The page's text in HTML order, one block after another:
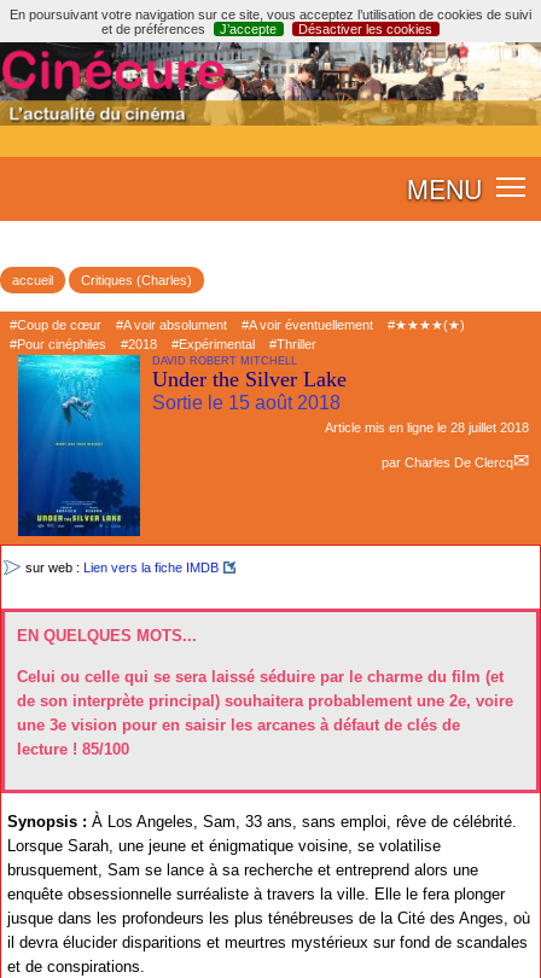
En poursuivant votre navigation sur ce site, vous acceptez l’utilisation de cookies de suivi
et de préférences
J’accepte Désactiver les cookies
MENU
accueil Critiques (Charles)
#Coup de cœur #A voir absolument #A voir éventuellement
#★★★★(★)
#Pour cinéphiles
#2018 #Expérimental #Thriller
DAVID ROBERT MITCHELL
Under the Silver Lake
Sortie le 15 août 2018
Article mis en ligne le 28 juillet 2018
par Charles De Clercq
EN QUELQUES MOTS...
Celui ou celle qui se sera laissé séduire par le charme du film (et
de son interprète principal) souhaitera probablement une 2e, voire
une 3e vision pour en saisir les arcanes à défaut de clés de
lecture ! 85/100
sur web : Lien vers la fiche IMDB
Synopsis : À Los Angeles, Sam, 33 ans, sans emploi, rêve de célébrité.
Lorsque Sarah, une jeune et énigmatique voisine, se volatilise
brusquement, Sam se lance à sa recherche et entreprend alors une
enquête obsessionnelle surréaliste à travers la ville. Elle le fera plonger
jusque dans les profondeurs les plus ténébreuses de la Cité des Anges, où
il devra élucider disparitions et meurtres mystérieux sur fond de scandales
et de conspirations.